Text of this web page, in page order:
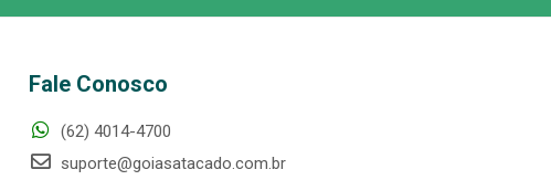
Fale Conosco
(62) 4014-4700
suporte@goiasatacado.com.br